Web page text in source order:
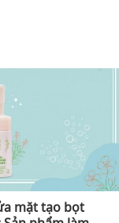
mặt tạo bọt